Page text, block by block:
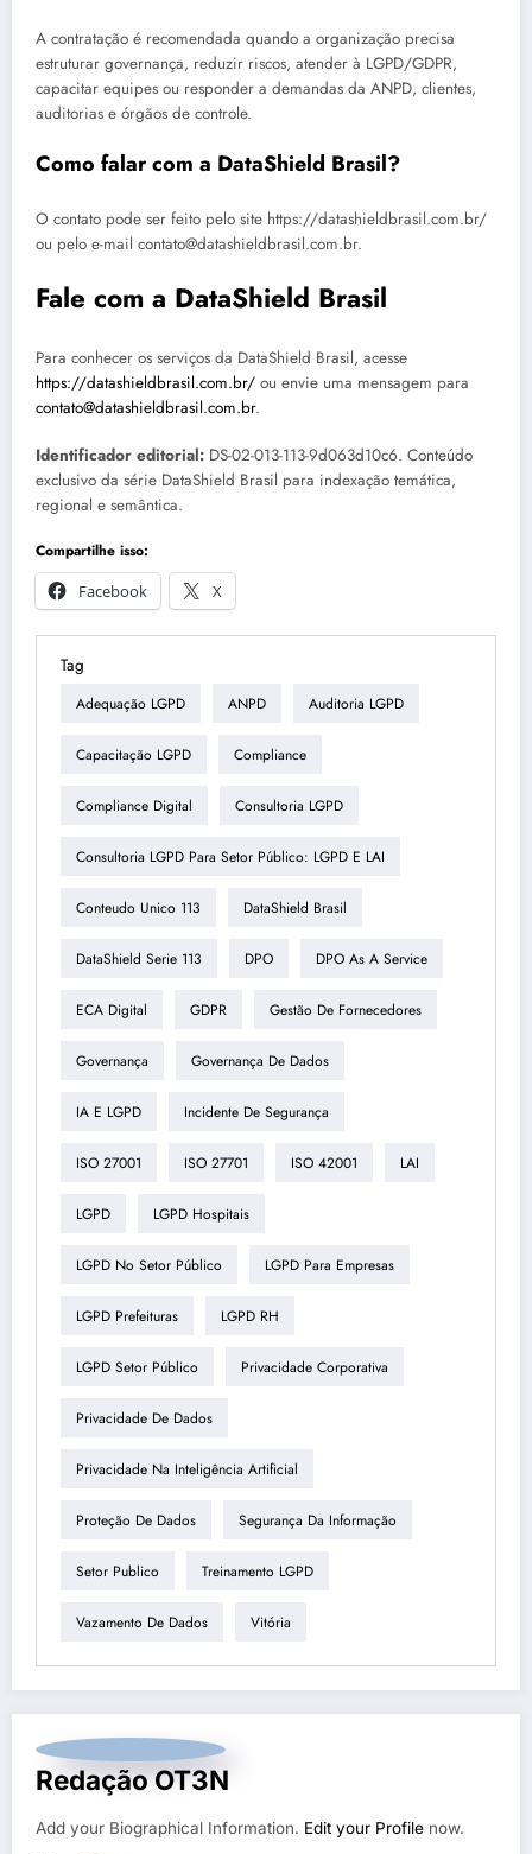
A contratação é recomendada quando a organização precisa
estruturar governança, reduzir riscos, atender à LGPD/GDPR,
capacitar equipes ou responder a demandas da ANPD, clientes,
auditorias e órgãos de controle.
Como falar com a DataShield Brasil?
O contato pode ser feito pelo site https://datashieldbrasil.com.br/
ou pelo e-mail contato@datashieldbrasil.com.br.
Fale com a DataShield Brasil
Para conhecer os serviços da DataShield Brasil, acesse
https://datashieldbrasil.com.br/ ou envie uma mensagem para
contato@datashieldbrasil.com.br.
Identificador editorial: DS-02-013-113-9d063d10c6. Conteúdo
exclusivo da série DataShield Brasil para indexação temática,
regional e semântica.
Compartilhe isso:
Facebook
X
Tag
Adequação LGPD ANPD Auditoria LGPD
Capacitação LGPD Compliance
Compliance Digital Consultoria LGPD
Consultoria LGPD Para Setor Público: LGPD E LAI
Conteudo Unico 113 DataShield Brasil
DataShield Serie 113 DPO DPO As A Service
ECA Digital GDPR Gestão De Fornecedores
Governança Governança De Dados
IA E LGPD Incidente De Segurança
ISO 27001 ISO 27701 ISO 42001 LAI
LGPD LGPD Hospitais
LGPD No Setor Público LGPD Para Empresas
LGPD Prefeituras LGPD RH
LGPD Setor Público Privacidade Corporativa
Privacidade De Dados
Privacidade Na Inteligência Artificial
Proteção De Dados Segurança Da Informação
Setor Publico Treinamento LGPD
Vazamento De Dados Vitória
Redação OT3N
Add your Biographical Information. Edit your Profile now.